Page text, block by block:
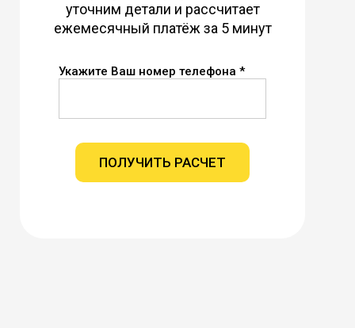
Укажите Ваш номер телефона *
ПОЛУЧИТЬ РАСЧЕТ
уточним детали и рассчитает
ежемесячный платёж за 5 минут